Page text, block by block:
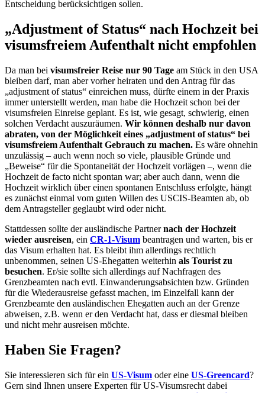
Entscheidung berücksichtigen sollen.
„Adjustment of Status“ nach Hochzeit bei
visumsfreiem Aufenthalt nicht empfohlen
Da man bei visumsfreier Reise nur 90 Tage am Stück in den USA
bleiben darf, man aber vorher heiraten und den Antrag für das
„adjustment of status“ einreichen muss, dürfte einem in der Praxis
immer unterstellt werden, man habe die Hochzeit schon bei der
visumsfreien Einreise geplant. Es ist, wie gesagt, schwierig, einen
solchen Verdacht auszuräumen. Wir können deshalb nur davon
abraten, von der Möglichkeit eines „adjustment of status“ bei
visumsfreiem Aufenthalt Gebrauch zu machen. Es wäre ohnehin
unzulässig – auch wenn noch so viele, plausible Gründe und
„Beweise“ für die Spontaneität der Hochzeit vorlägen –, wenn die
Hochzeit de facto nicht spontan war; aber auch dann, wenn die
Hochzeit wirklich über einen spontanen Entschluss erfolgte, hängt
es zunächst einmal vom guten Willen des USCIS-Beamten ab, ob
dem Antragsteller geglaubt wird oder nicht.
Stattdessen sollte der ausländische Partnernach der Hochzeit
wieder ausreisen, ein CR-1-Visum beantragen und warten, bis er
das Visum erhalten hat. Es bleibt ihm allerdings rechtlich
unbenommen, seinen US-Ehegatten weiterhin als Tourist zu
besuchen. Er/sie sollte sich allerdings auf Nachfragen des
Grenzbeamten nach evtl. Einwanderungsabsichten bzw. Gründen
für die Wiederausreise gefasst machen, im Einzelfall kann der
Grenzbeamte den ausländischen Ehegatten auch an der Grenze
abweisen, z.B. wenn er den Verdacht hat, dass er diesmal bleiben
und nicht mehr ausreisen möchte.
Haben Sie Fragen?
Sie interessieren sich für ein US-Visum oder eine US-Greencard?
Gern sind Ihnen unsere Experten für US-Visumsrecht dabei